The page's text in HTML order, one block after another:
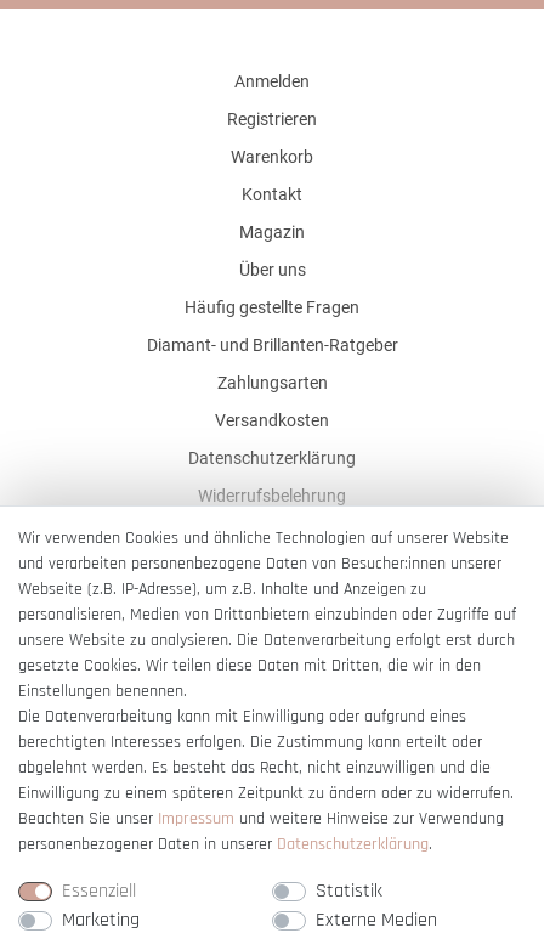
Anmelden
Registrieren
Warenkorb
Kontakt
Magazin
Über uns
Häufig gestellte Fragen
Diamant- und Brillanten-Ratgeber
Zahlungsarten
Versandkosten
Datenschutzerklärung
Widerrufsbelehrung
AGB
Impressum
Barrierefreiheitserklärung
Vertrag widerrufen
Wir verwenden Cookies und ähnliche Technologien auf unserer Website
und verarbeiten personenbezogene Daten von Besucher:innen unserer
Webseite (z.B. IP-Adresse), um z.B. Inhalte und Anzeigen zu
personalisieren, Medien von Drittanbietern einzubinden oder Zugriffe auf
unsere Website zu analysieren. Die Datenverarbeitung erfolgt erst durch
gesetzte Cookies. Wir teilen diese Daten mit Dritten, die wir in den
Einstellungen benennen.
Die Datenverarbeitung kann mit Einwilligung oder aufgrund eines
berechtigten Interesses erfolgen. Die Zustimmung kann erteilt oder
abgelehnt werden. Es besteht das Recht, nicht einzuwilligen und die
Einwilligung zu einem späteren Zeitpunkt zu ändern oder zu widerrufen.
Beachten Sie unser Impressum und weitere Hinweise zur Verwendung
personenbezogener Daten in unserer Daten­schutz­erklärung.
Essenziell
Statistik
Marketing
Externe Medien